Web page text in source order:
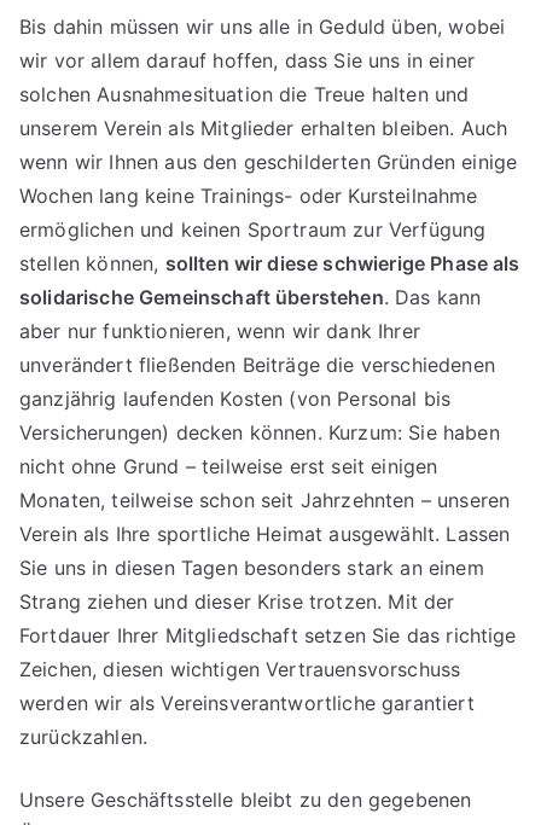
Bis dahin müssen wir uns alle in Geduld üben, wobei
wir vor allem darauf hoffen, dass Sie uns in einer
solchen Ausnahmesituation die Treue halten und
unserem Verein als Mitglieder erhalten bleiben. Auch
wenn wir Ihnen aus den geschilderten Gründen einige
Wochen lang keine Trainings- oder Kursteilnahme
ermöglichen und keinen Sportraum zur Verfügung
stellen können, sollten wir diese schwierige Phase als
solidarische Gemeinschaft überstehen. Das kann
aber nur funktionieren, wenn wir dank Ihrer
unverändert fließenden Beiträge die verschiedenen
ganzjährig laufenden Kosten (von Personal bis
Versicherungen) decken können. Kurzum: Sie haben
nicht ohne Grund – teilweise erst seit einigen
Monaten, teilweise schon seit Jahrzehnten – unseren
Verein als Ihre sportliche Heimat ausgewählt. Lassen
Sie uns in diesen Tagen besonders stark an einem
Strang ziehen und dieser Krise trotzen. Mit der
Fortdauer Ihrer Mitgliedschaft setzen Sie das richtige
Zeichen, diesen wichtigen Vertrauensvorschuss
werden wir als Vereinsverantwortliche garantiert
zurückzahlen.
Unsere Geschäftsstelle bleibt zu den gegebenen